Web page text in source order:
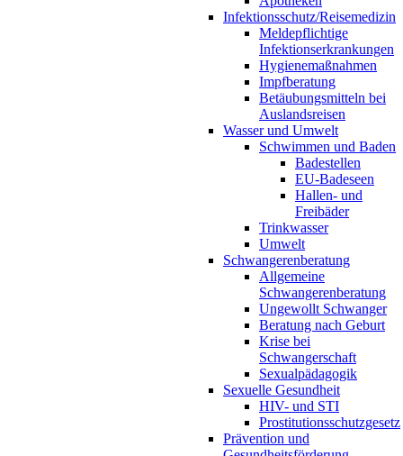
Infektionsschutz/Reisemedizin
Meldepflichtige
Infektionserkrankungen
Hygienemaßnahmen
Impfberatung
Betäubungsmitteln bei
Auslandsreisen
Wasser und Umwelt
Schwimmen und Baden
Badestellen
EU-Badeseen
Hallen- und
Freibäder
Trinkwasser
Umwelt
Schwangerenberatung
Allgemeine
Schwangerenberatung
Ungewollt Schwanger
Beratung nach Geburt
Krise bei
Schwangerschaft
Sexualpädagogik
Sexuelle Gesundheit
HIV- und STI
Prostitutionsschutzgesetz
Prävention und